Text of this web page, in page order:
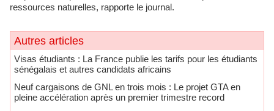
ressources naturelles, rapporte le journal.
Autres articles
​Visas étudiants : La France publie les tarifs pour les étudiants
sénégalais et autres candidats africains
Neuf cargaisons de GNL en trois mois : Le projet GTA en
pleine accélération après un premier trimestre record